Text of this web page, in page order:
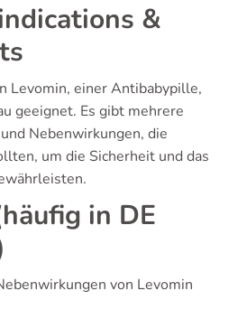
&
Levomin, einer Antibabypille,
geeignet. Es gibt mehrere
Nebenwirkungen, die
um die Sicherheit und das
in DE
von Levomin